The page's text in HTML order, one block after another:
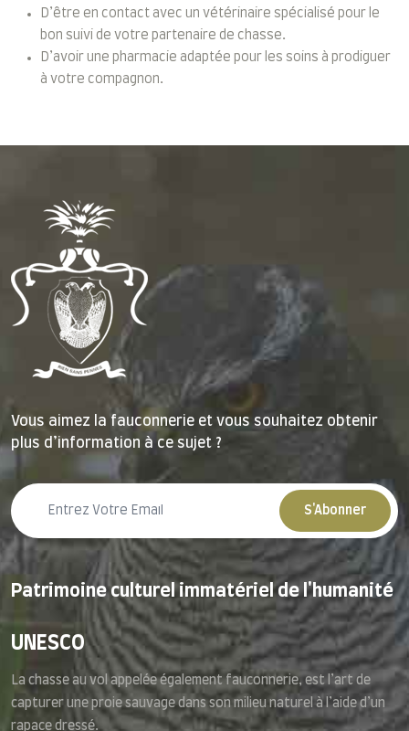
D’être en contact avec un vétérinaire spécialisé pour le
bon suivi de votre partenaire de chasse.
D’avoir une pharmacie adaptée pour les soins à prodiguer
à votre compagnon.
Vous aimez la fauconnerie et vous souhaitez obtenir
plus d’information à ce sujet ?
S'Abonner
Patrimoine culturel immatériel de l'humanité
UNESCO
La chasse au vol appelée également fauconnerie, est l’art de
capturer une proie sauvage dans son milieu naturel à l’aide d’un
rapace dressé.